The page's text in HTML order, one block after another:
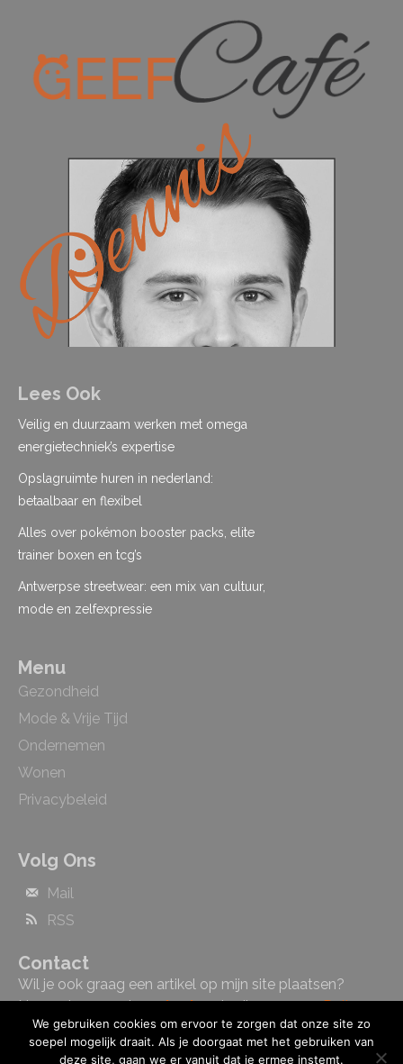
Lees Ook
Veilig en duurzaam werken met omega
energietechniek’s expertise
Opslagruimte huren in nederland:
betaalbaar en flexibel
Alles over pokémon booster packs, elite
trainer boxen en tcg’s
Antwerpse streetwear: een mix van cultuur,
mode en zelfexpressie
Menu
Gezondheid
Mode & Vrije Tijd
Ondernemen
Wonen
Privacybeleid
Volg Ons
Mail
RSS
Contact
Wil je ook graag een artikel op mijn site plaatsen?
Neem dan gerustcontactmet mij op.cursus Duits
Hengelo
We gebruiken cookies om ervoor te zorgen dat onze site zo
soepel mogelijk draait. Als je doorgaat met het gebruiken van
deze site, gaan we er vanuit dat je ermee instemt.